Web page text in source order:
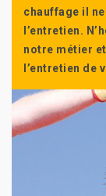
chauffage il
l’entretien.
notre métier
l’entretien de